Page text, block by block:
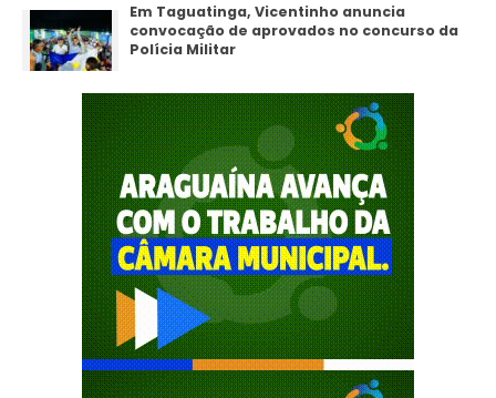
Em Taguatinga, Vicentinho anuncia
convocação de aprovados no concurso da
Polícia Militar